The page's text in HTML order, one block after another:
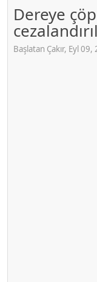
Dereye
Başlatan Çakır, Eyl